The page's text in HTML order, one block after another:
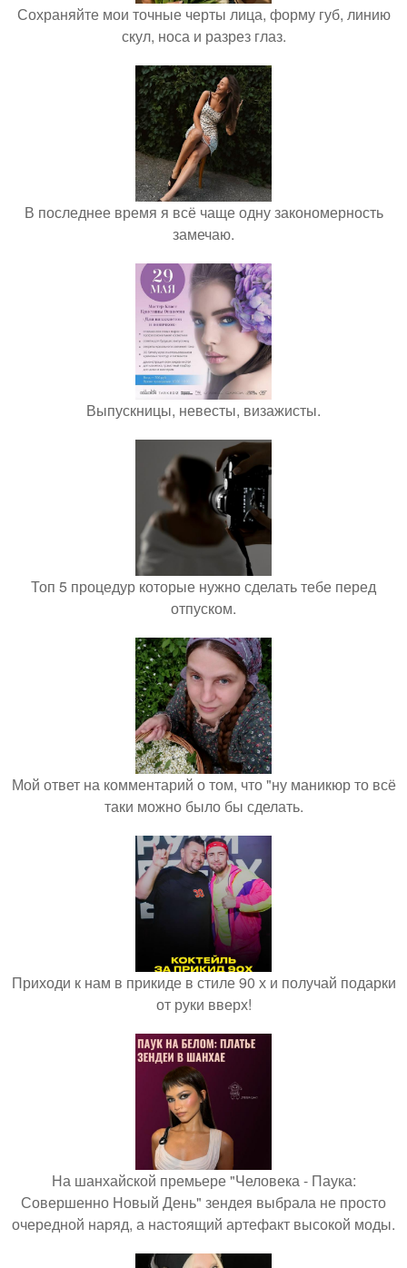
Сохраняйте мои точные черты лица, форму губ, линию
скул, носа и разрез глаз.
В последнее время я всё чаще одну закономерность
замечаю.
Выпускницы, невесты, визажисты.
Топ 5 процедур которые нужно сделать тебе перед
отпуском.
Мой ответ на комментарий о том, что "ну маникюр то всё
таки можно было бы сделать.
Приходи к нам в прикиде в стиле 90 х и получай подарки
от руки вверх!
На шанхайской премьере "Человека - Паука:
Совершенно Новый День" зендея выбрала не просто
очередной наряд, а настоящий артефакт высокой моды.